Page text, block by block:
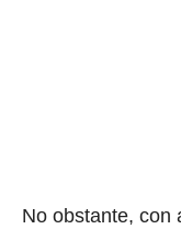
No obstante, con